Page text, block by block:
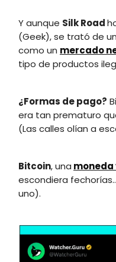
Y aunque Silk Road
(Geek), se trató de
como un mercado
tipo de productos
¿Formas de pago?
era tan prematuro
(Las calles olían a
Bitcoin, una
escondiera
uno).